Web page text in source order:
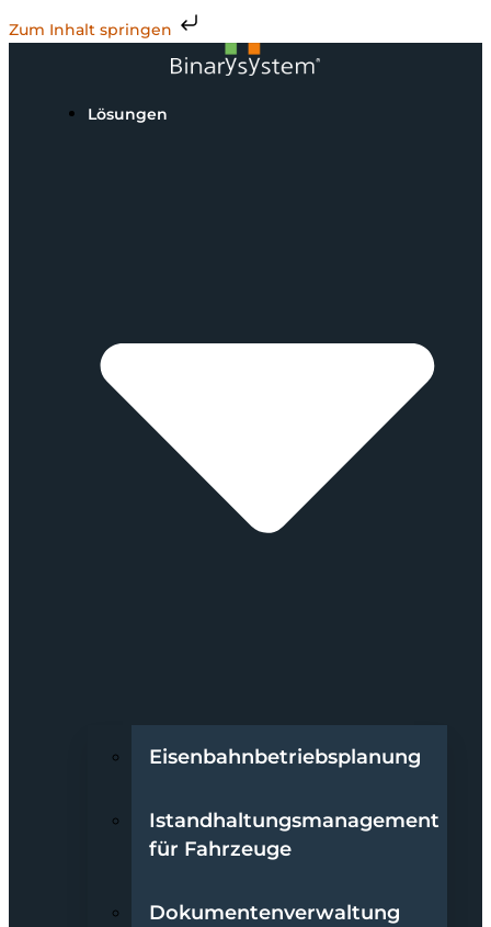
Zum Inhalt springen
Lösungen
Eisenbahnbetriebsplanung
Istandhaltungsmanagement
für Fahrzeuge
Dokumentenverwaltung